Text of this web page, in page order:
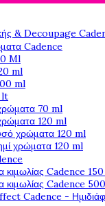
& Decoupage
Cadence
Ml
ml
ml
lt
70 ml
120 ml
χρώματα 120 ml
χρώματα 120 ml
Cadence
Cadence
Cadence -